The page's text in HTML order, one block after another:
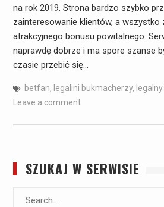
na rok 2019. Strona bardzo szybko
zainteresowanie klientów, a wszystko
atrakcyjnego bonusu powitalnego.
naprawdę dobrze i ma spore szanse
czasie przebić się…
betfan, legalini bukmacherzy,
Leave a comment
SZUKAJ W SERWISIE